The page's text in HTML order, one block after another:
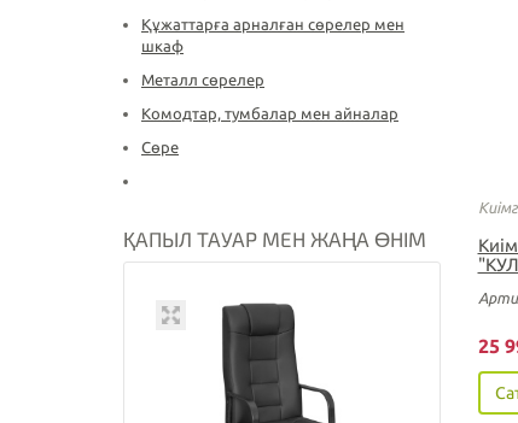
Құжаттарға арналған сөрелер мен
шкаф
Металл сөрелер
Комодтар, тумбалар мен айналар
Сөре
ҚАПЫЛ ТАУАР МЕН ЖАҢА ӨНІМ
25